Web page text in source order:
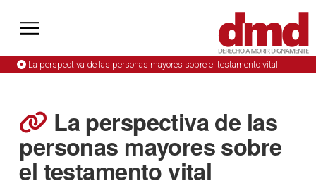
La perspectiva de las personas mayores sobre el testamento vital
La perspectiva de las
personas mayores sobre
el testamento vital